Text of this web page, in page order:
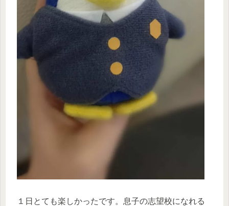
１日とても楽しかったです。息子の志望校になれる